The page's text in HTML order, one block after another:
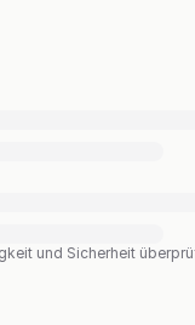
und Sicherheit